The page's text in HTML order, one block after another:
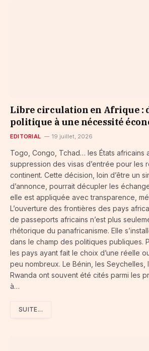
Libre circulation en Afrique :
politique à une nécessité
EDITORIAL 19 juillet, 2026
Togo, Congo, Tchad… les États africains
suppression des visas d’entrée pour les
continent. Cette décision, loin d’être un
d’annonce, pourrait décupler les
elle est appliquée avec transparence,
L’ouverture des frontières des pays
de passeports africains n’est plus
rhétorique du panafricanisme. Elle
dans le champ des politiques publiques.
les pays ayant fait le choix d’une réelle
peu nombreux. Le Bénin, les Seychelles,
Rwanda ont souvent été cités parmi les
à…
SUITE...